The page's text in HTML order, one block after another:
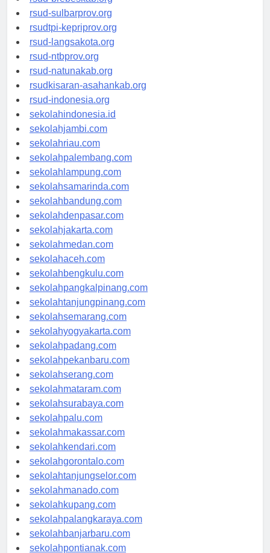
rsud-brebeskab.org
rsud-sulbarprov.org
rsudtpi-kepriprov.org
rsud-langsakota.org
rsud-ntbprov.org
rsud-natunakab.org
rsudkisaran-asahankab.org
rsud-indonesia.org
sekolahindonesia.id
sekolahjambi.com
sekolahriau.com
sekolahpalembang.com
sekolahlampung.com
sekolahsamarinda.com
sekolahbandung.com
sekolahdenpasar.com
sekolahjakarta.com
sekolahmedan.com
sekolahaceh.com
sekolahbengkulu.com
sekolahpangkalpinang.com
sekolahtanjungpinang.com
sekolahsemarang.com
sekolahyogyakarta.com
sekolahpadang.com
sekolahpekanbaru.com
sekolahserang.com
sekolahmataram.com
sekolahsurabaya.com
sekolahpalu.com
sekolahmakassar.com
sekolahkendari.com
sekolahgorontalo.com
sekolahtanjungselor.com
sekolahmanado.com
sekolahkupang.com
sekolahpalangkaraya.com
sekolahbanjarbaru.com